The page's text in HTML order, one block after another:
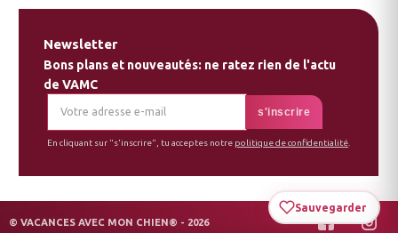
Sauvegarder
Newsletter
Bons plans et nouveautés: ne ratez rien de l'actu
de VAMC
En cliquant sur "s'inscrire", tu acceptes notre politique de confidentialité
© VACANCES AVEC MON CHIEN® - 2026